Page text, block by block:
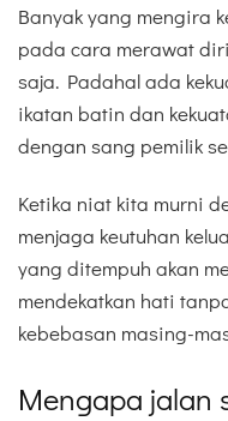
Banyak yang mengira
pada cara merawat
saja. Padahal ada
ikatan batin dan
dengan sang pemilik
Ketika niat kita murni
menjaga keutuhan
yang ditempuh akan
mendekatkan hati
kebebasan masing-
Mengapa jalan